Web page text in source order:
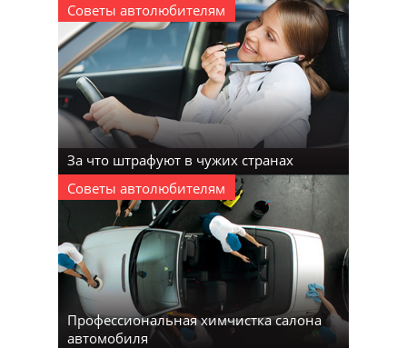
Советы автолюбителям
За что штрафуют в чужих странах
Советы автолюбителям
Профессиональная химчистка салона
автомобиля